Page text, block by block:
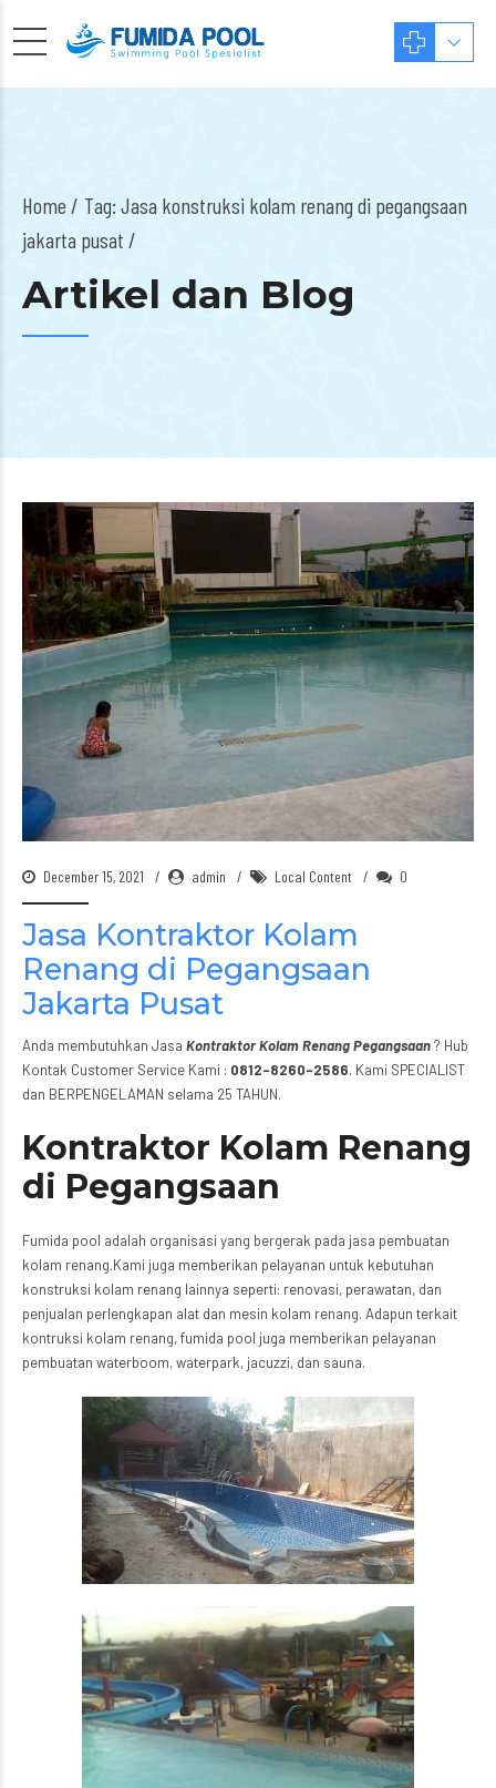
Home
Tag: Jasa konstruksi kolam renang di pegangsaan
jakarta pusat /
Artikel dan Blog
December 15, 2021 admin Local Content 0
Jasa Kontraktor Kolam
Renang di Pegangsaan
Jakarta Pusat
Anda membutuhkan Jasa Kontraktor Kolam Renang Pegangsaan? Hub
Kontak Customer Service Kami : 0812-8260-2586. Kami SPECIALIST
dan BERPENGELAMAN selama 25 TAHUN.
Kontraktor Kolam Renang
di Pegangsaan
Fumida pool adalah organisasi yang bergerak pada jasa pembuatan
kolam renang.Kami juga memberikan pelayanan untuk kebutuhan
konstruksi kolam renang lainnya seperti: renovasi, perawatan, dan
penjualan perlengkapan alat dan mesin kolam renang. Adapun terkait
kontruksi kolam renang, fumida pool juga memberikan pelayanan
pembuatan waterboom, waterpark, jacuzzi, dan sauna.